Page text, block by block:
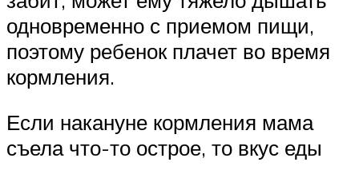
одновременно с приемом пищи,
поэтому ребенок плачет во время
кормления.
Если накануне кормления мама
съела что-то острое, то вкус еды